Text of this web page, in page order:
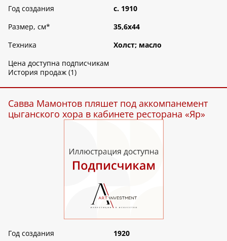
Год создания
c. 1910
Размер, см*
35,6х44
Техника
Холст; масло
Цена доступна подписчикам
История продаж (1)
Савва Мамонтов пляшет под аккомпанемент
цыганского хора в кабинете ресторана «Яр»
Год создания
1920